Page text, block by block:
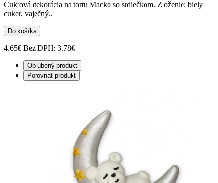
Cukrová dekorácia na tortu Macko so srdiečkom. Zloženie: biely
cukor, vaječný..
Do košíka
4.65€ Bez DPH: 3.78€
Obľúbený produkt
Porovnať produkt